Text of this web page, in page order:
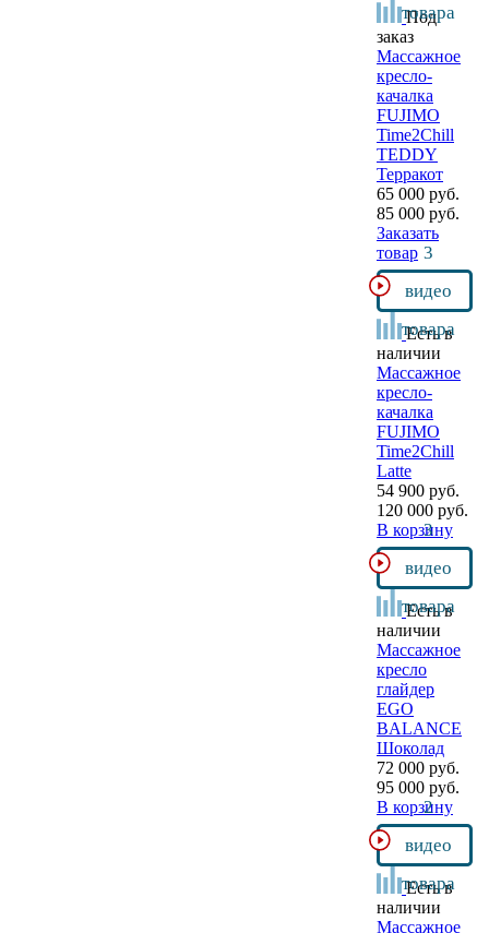
товара
Под
заказ
Массажное
кресло-
качалка
FUJIMO
Time2Chill
TEDDY
Терракот
65 000 руб.
85 000 руб.
Заказать
товар 3
видео
товара
Есть в
наличии
Массажное
кресло-
качалка
FUJIMO
Time2Chill
Latte
54 900 руб.
120 000 руб.
В корзину
3
видео
товара
Есть в
наличии
Массажное
кресло
глайдер
EGO
BALANCE
Шоколад
72 000 руб.
95 000 руб.
В корзину
2
видео
товара
Есть в
наличии
Массажное